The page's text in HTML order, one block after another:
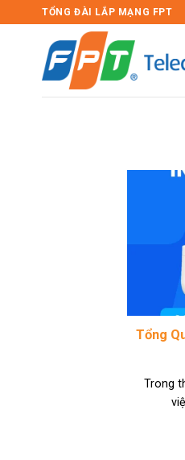
qua
TỔNG ĐÀI LẮP MẠNG FPT
Tổng
Trong